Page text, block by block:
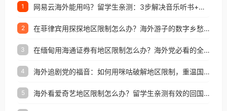
1 网易云海外能用吗？留学生亲测：3步解决音乐听书+银行视频地区限制
2 在菲律宾用探探地区限制怎么办？海外游子的数字乡愁与破局之道
3 在缅甸用海通证券有地区限制怎么办？海外党必看的全场景回国加速指南
4 海外追剧党的福音：如何用咪咕破解地区限制，重温国内精彩
5 海外看爱奇艺地区限制怎么办？留学生亲测有效的回国加速器选择指南